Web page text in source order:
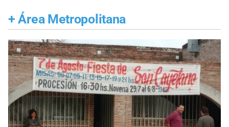
+ Área Metropolitana